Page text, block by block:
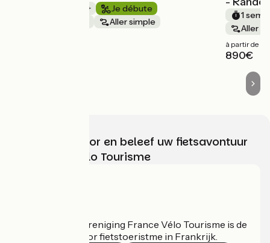
1 semaine et +
Je débute
Aller simple
1
Aller
à partir de
890€
Kies, bereid voor en beleef uw fietsavontuur
met France Vélo Tourisme
De nationale vereniging France Vélo Tourisme is de
officiële gids voor fietstoeristme in Frankrijk.